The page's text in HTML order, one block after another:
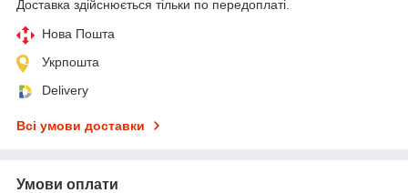
Доставка здійснюється тільки по передоплаті.
Нова Пошта
Укрпошта
Delivery
Всі умови доставки
Умови оплати